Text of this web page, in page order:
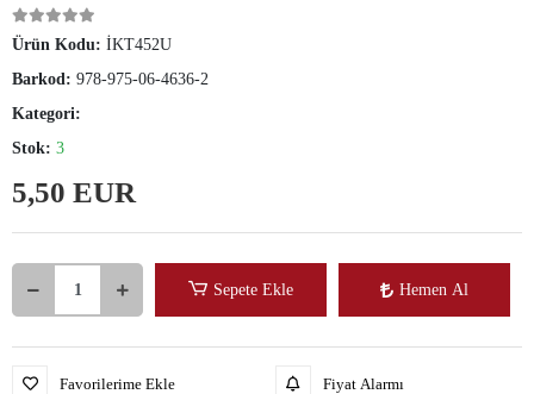
Ürün Kodu: İKT452U
Barkod: 978-975-06-4636-2
Kategori:
Stok: 3
5,50 EUR
Sepete Ekle Hemen Al
Favorilerime Ekle Fiyat Alarmı